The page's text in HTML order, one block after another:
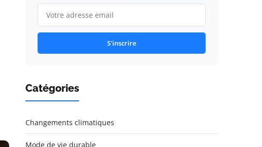
S'inscrire
Catégories
Changements climatiques
Mode de vie durable